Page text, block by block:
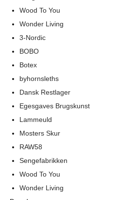
Wood To You
Wonder Living
3-Nordic
BOBO
Botex
byhornsleths
Dansk Restlager
Egesgaves Brugskunst
Lammeuld
Mosters Skur
RAW58
Sengefabrikken
Wood To You
Wonder Living